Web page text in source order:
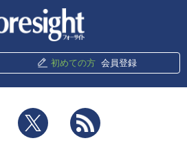
初めての方 会員登録
Facebook Twitter